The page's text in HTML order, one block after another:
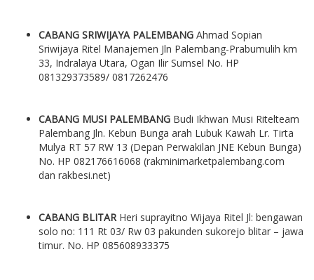
CABANG SRIWIJAYA PALEMBANG Ahmad Sopian
Sriwijaya Ritel Manajemen Jln Palembang-Prabumulih km
33, Indralaya Utara, Ogan Ilir Sumsel No. HP
081329373589/ 0817262476
CABANG MUSI PALEMBANG Budi Ikhwan Musi Ritelteam
Palembang Jln. Kebun Bunga arah Lubuk Kawah Lr. Tirta
Mulya RT 57 RW 13 (Depan Perwakilan JNE Kebun Bunga)
No. HP 082176616068 (rakminimarketpalembang.com
dan rakbesi.net)
CABANG BLITARHeri suprayitno Wijaya Ritel Jl: bengawan
solo no: 111 Rt 03/ Rw 03 pakunden sukorejo blitar – jawa
timur. No. HP 085608933375